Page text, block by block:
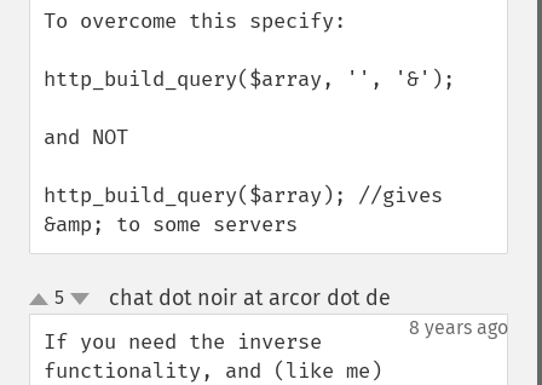
To overcome this specify:
http_build_query($array, '', '&');
and NOT
http_build_query($array); //gives
&amp; to some servers
up
down
5 chat dot noir at arcor dot de
8 years ago
If you need the inverse
functionality, and (like me)